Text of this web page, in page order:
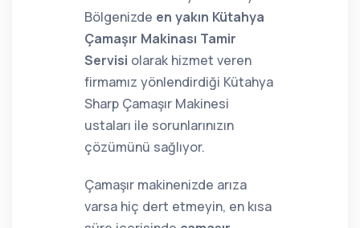
Bölgenizde en yakın Kütahya
Çamaşır Makinası Tamir
Servisi olarak hizmet veren
firmamız yönlendirdiği Kütahya
Sharp Çamaşır Makinesi
ustaları ile sorunlarınızın
çözümünü sağlıyor.
Çamaşır makinenizde arıza
varsa hiç dert etmeyin, en kısa